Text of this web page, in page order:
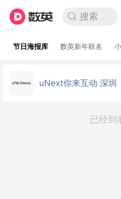
搜索
节日海报库 数英新年联名
uNext你来互动 深圳
已经到